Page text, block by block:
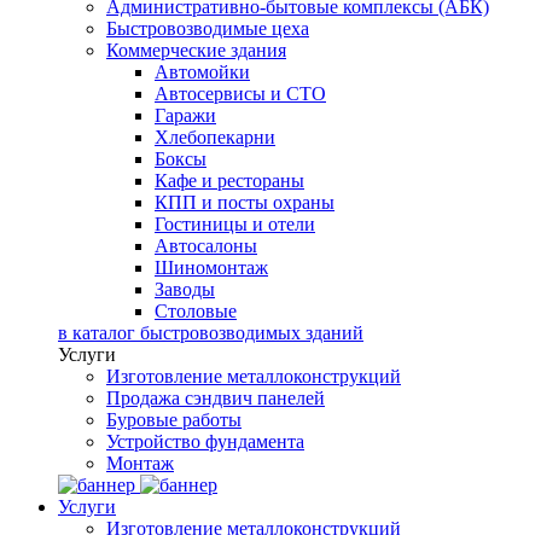
Административно-бытовые комплексы (АБК)
Быстровозводимые цеха
Коммерческие здания
Автомойки
Автосервисы и СТО
Гаражи
Хлебопекарни
Боксы
Кафе и рестораны
КПП и посты охраны
Гостиницы и отели
Автосалоны
Шиномонтаж
Заводы
Столовые
в каталог быстровозводимых зданий
Услуги
Изготовление металлоконструкций
Продажа сэндвич панелей
Буровые работы
Устройство фундамента
Монтаж
Услуги
Изготовление металлоконструкций